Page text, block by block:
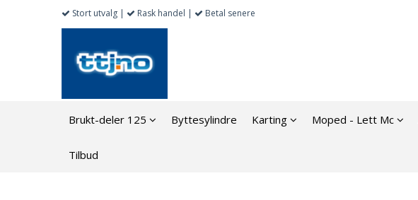
Stort utvalg | Rask handel | Betal senere
Brukt-deler 125 Byttesylindre Karting Moped - Lett Mc
Tilbud